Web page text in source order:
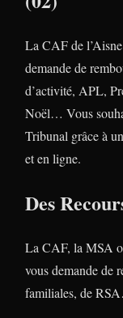
La CAF de
demande de
d’activité, APL,
Noël… Vous
Tribunal grâce à
et en ligne.
Des
La CAF, la MSA
vous demande de
familiales, de